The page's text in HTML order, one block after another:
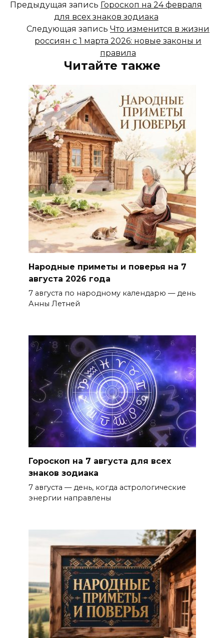
Предыдущая запись Гороскоп на 24 февраля
для всех знаков зодиака
Следующая запись Что изменится в жизни
россиян с 1 марта 2026: новые законы и
правила
Читайте также
Народные приметы и поверья на 7
августа 2026 года
7 августа по народному календарю — день
Анны Летней
Гороскоп на 7 августа для всех
знаков зодиака
7 августа — день, когда астрологические
энергии направлены